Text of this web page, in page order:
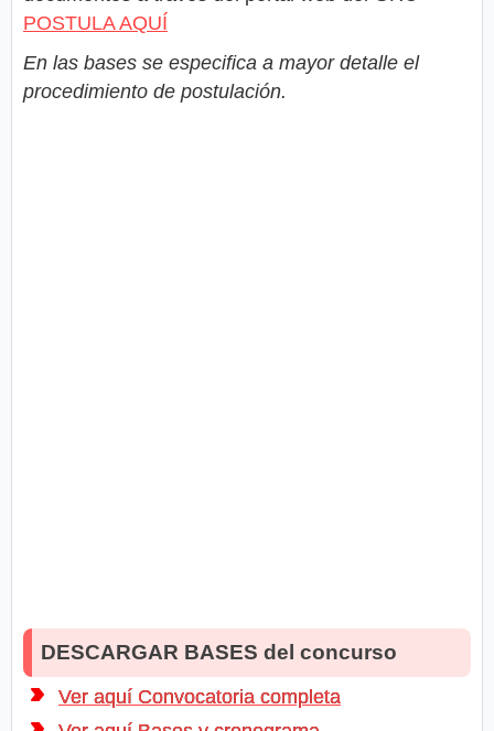
POSTULA AQUÍ
En las bases se especifica a mayor detalle el
procedimiento de postulación.
DESCARGAR BASES del concurso
Ver aquí Convocatoria completa